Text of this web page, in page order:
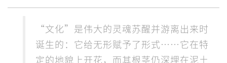
“文化”是伟大的灵魂苏醒并游离出来时
诞生的：它给无形赋予了形式……它在特
定的地貌上开花，而其根茎仍深埋在泥土